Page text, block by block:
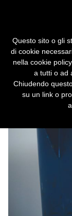
Questo sito o gli
di cookie
nella cookie
a tutti o ad
Chiudendo
su un link o